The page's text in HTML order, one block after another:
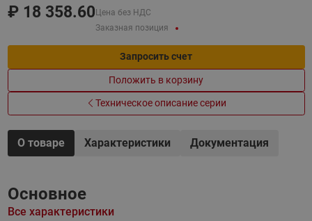
₽ 18 358.60 Цена без НДС
Заказная позиция
Запросить счет
Положить в корзину
Техническое описание серии
О товаре Характеристики Документация
Основное
Все характеристики